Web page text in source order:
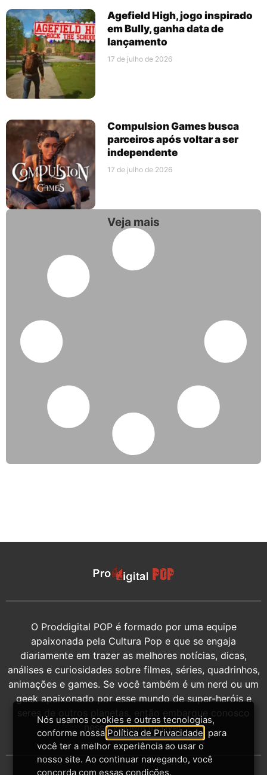
Agefield High, jogo inspirado
em Bully, ganha data de
lançamento
17 de julho de 2026
Compulsion Games busca
parceiros após voltar a ser
independente
17 de julho de 2026
Veja mais
O Proddigital POP é formado por uma equipe
apaixonada pela Cultura Pop e que se engaja
diariamente em trazer as melhores notícias, dicas,
análises e curiosidades sobre filmes, séries, quadrinhos,
animações e games. Se você também é um nerd ou um
geek apaixonado por esse mundo de super-heróis e
seres de outros planetas, então embarque conosco
nessa viagem incrível.
Nós usamos cookies e outras tecnologias,
conforme nossa Política de Privacidade , para
você ter a melhor experiência ao usar o
nosso site. Ao continuar navegando, você
concorda com essas condições.